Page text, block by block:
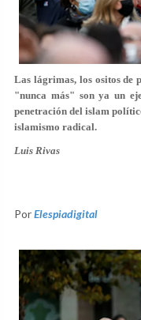
Las lágrimas, los ositos de
"nunca más" son ya un
penetración del islam
islamismo radical.
Luis Rivas
PorElespiadigital